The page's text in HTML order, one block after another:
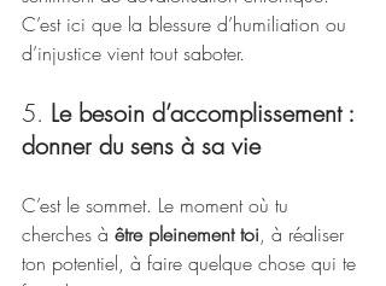
C’est ici que la blessure d’humiliation ou
d’injustice vient tout saboter.
5. Le besoin d’accomplissement :
donner du sens à sa vie
C’est le sommet. Le moment où tu
cherches à être pleinement toi, à réaliser
ton potentiel, à faire quelque chose qui te